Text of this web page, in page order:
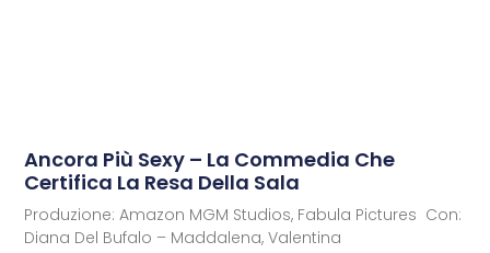
Ancora Più Sexy – La Commedia Che
Certifica La Resa Della Sala
Produzione: ​​​​​​​Amazon MGM Studios, Fabula Pictures Con:
Diana Del Bufalo – Maddalena, Valentina